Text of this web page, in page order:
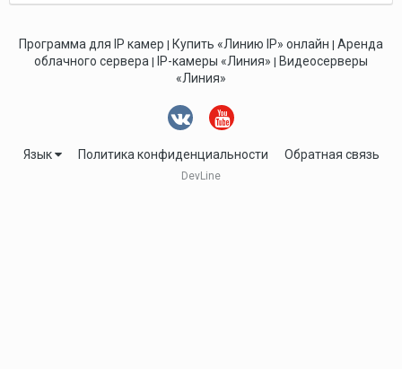
Программа для IP камер | Купить «Линию IP» онлайн | Аренда
облачного сервера | IP-камеры «Линия» | Видеосерверы
«Линия»
Язык Политика конфиденциальности Обратная связь
DevLine